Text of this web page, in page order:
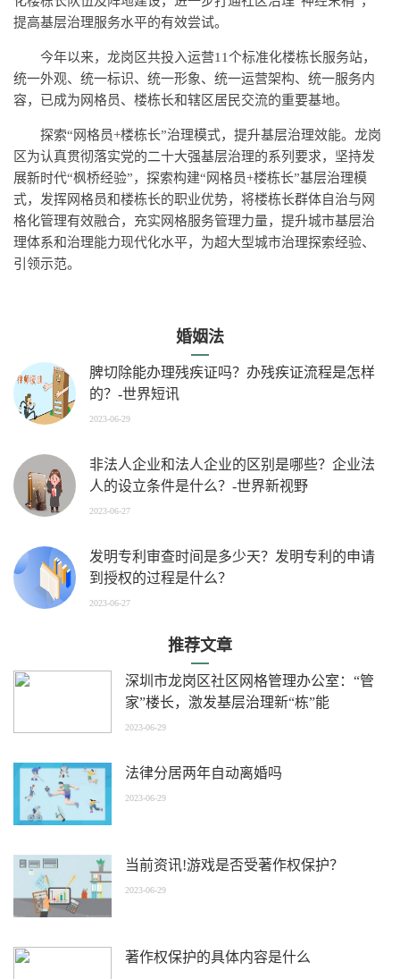
提高基层治理服务水平的有效尝试。
今年以来，龙岗区共投入运营11个标准化楼栋长服务站，
统一外观、统一标识、统一形象、统一运营架构、统一服务内
容，已成为网格员、楼栋长和辖区居民交流的重要基地。
探索“网格员+楼栋长”治理模式，提升基层治理效能。龙岗
区为认真贯彻落实党的二十大强基层治理的系列要求，坚持发
展新时代“枫桥经验”，探索构建“网格员+楼栋长”基层治理模
式，发挥网格员和楼栋长的职业优势，将楼栋长群体自治与网
格化管理有效融合，充实网格服务管理力量，提升城市基层治
理体系和治理能力现代化水平，为超大型城市治理探索经验、
引领示范。
婚姻法
脾切除能办理残疾证吗？办残疾证流程是怎样
的？-世界短讯
2023-06-29
非法人企业和法人企业的区别是哪些？企业法
人的设立条件是什么？-世界新视野
2023-06-27
发明专利审查时间是多少天？发明专利的申请
到授权的过程是什么？
2023-06-27
推荐文章
深圳市龙岗区社区网格管理办公室：“管
家”楼长，激发基层治理新“栋”能
2023-06-29
法律分居两年自动离婚吗
2023-06-29
当前资讯!游戏是否受著作权保护？
2023-06-29
著作权保护的具体内容是什么